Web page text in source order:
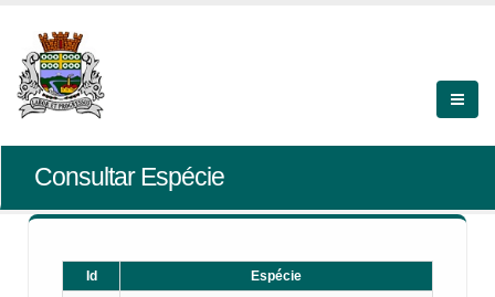
Consultar Espécie
Id
Espécie